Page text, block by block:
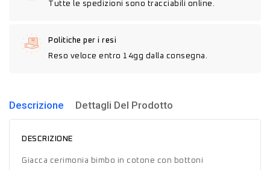
Tutte le spedizioni sono tracciabili online.
Politiche per i resi
Reso veloce entro 14gg dalla consegna.
Descrizione Dettagli Del Prodotto
DESCRIZIONE
Giacca cerimonia bimbo in cotone con bottoni